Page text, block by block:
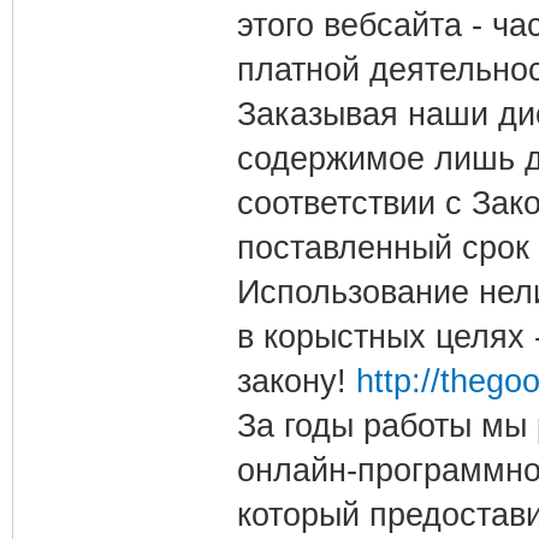
этого вебсайта -
платной
Заказывая наши
содержимое лишь
соответствии с
поставленный
Использование
в корыстных
закону! http://
За годы работы мы
онлайн-
который